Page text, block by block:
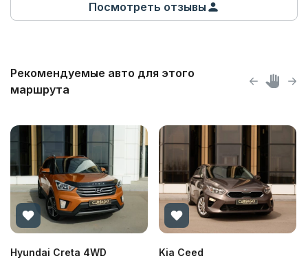
Посмотреть отзывы
Рекомендуемые авто для этого
маршрута
Hyundai Creta 4WD Kia Ceed